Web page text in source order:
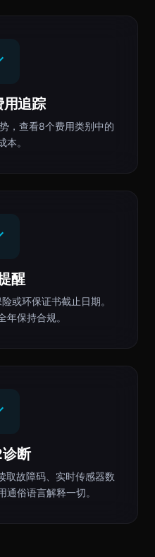
用追踪
，查看8个费用类别中的
本。
醒
或环保证书截止日期。
年保持合规。
断
取故障码、实时传感器数
俗语言解释一切。